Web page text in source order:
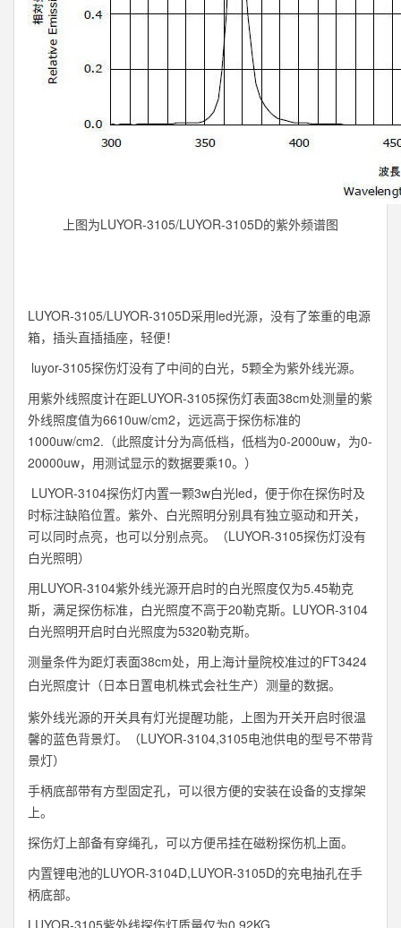
上图为LUYOR-3105/LUYOR-3105D的紫外频谱图
LUYOR-3105/LUYOR-3105D采用led光源，没有了笨重的电源
箱，插头直插插座，轻便！
luyor-3105探伤灯没有了中间的白光，5颗全为紫外线光源。
用紫外线照度计在距LUYOR-3105探伤灯表面38cm处测量的紫
外线照度值为6610uw/cm2，远远高于探伤标准的
1000uw/cm2.（此照度计分为高低档，低档为0-2000uw，为0-
20000uw，用测试显示的数据要乘10。）
LUYOR-3104探伤灯内置一颗3w白光led，便于你在探伤时及
时标注缺陷位置。紫外、白光照明分别具有独立驱动和开关，
可以同时点亮，也可以分别点亮。（LUYOR-3105探伤灯没有
白光照明）
用LUYOR-3104紫外线光源开启时的白光照度仅为5.45勒克
斯，满足探伤标准，白光照度不高于20勒克斯。LUYOR-3104
白光照明开启时白光照度为5320勒克斯。
测量条件为距灯表面38cm处，用上海计量院校准过的FT3424
白光照度计（日本日置电机株式会社生产） 测量的数据。
紫外线光源的开关具有灯光提醒功能，上图为开关开启时很温
馨的蓝色背景灯。（LUYOR-3104,3105电池供电的型号不带背
景灯）
手柄底部带有方型固定孔，可以很方便的安装在设备的支撑架
上。
探伤灯上部备有穿绳孔，可以方便吊挂在磁粉探伤机上面。
内置锂电池的LUYOR-3104D,LUYOR-3105D的充电抽孔在手
柄底部。
LUYOR-3105紫外线探伤灯质量仅为0.92KG